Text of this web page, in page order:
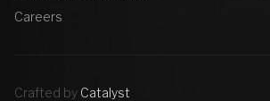
Careers
Crafted by Catalyst